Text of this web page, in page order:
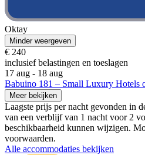
Oktay
Minder weergeven
€ 240
inclusief belastingen en toeslagen
17 aug - 18 aug
Babuino 181 – Small Luxury Hotels
Meer bekijken
Laagste prijs per nacht gevonden in
van een verblijf van 1 nacht voor 2
beschikbaarheid kunnen wijzigen.
voorwaarden.
Alle accommodaties bekijken